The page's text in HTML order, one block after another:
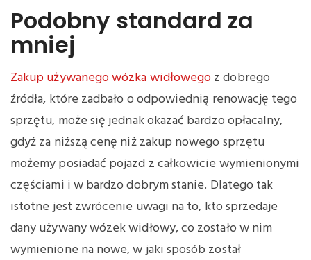
Podobny standard za
mniej
Zakup używanego wózka widłowegoz dobrego
źródła, które zadbało o odpowiednią renowację tego
sprzętu, może się jednak okazać bardzo opłacalny,
gdyż za niższą cenę niż zakup nowego sprzętu
możemy posiadać pojazd z całkowicie wymienionymi
częściami i w bardzo dobrym stanie. Dlatego tak
istotne jest zwrócenie uwagi na to, kto sprzedaje
dany używany wózek widłowy, co zostało w nim
wymienione na nowe, w jaki sposób został